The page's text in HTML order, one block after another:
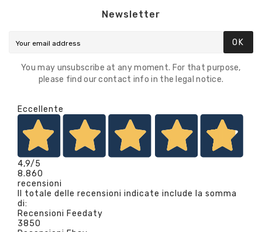
Newsletter
OK
You may unsubscribe at any moment. For that purpose,
please find our contact info in the legal notice.
Eccellente
4,9/5
8.860
recensioni
Il totale delle recensioni indicate include la somma
di:
Recensioni Feedaty
3850